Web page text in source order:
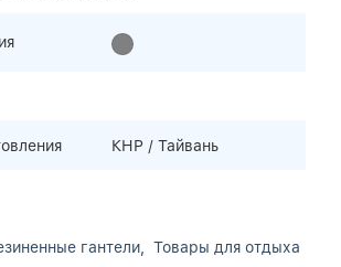
КНР / Тайвань
гантели,
Товары для отдыха